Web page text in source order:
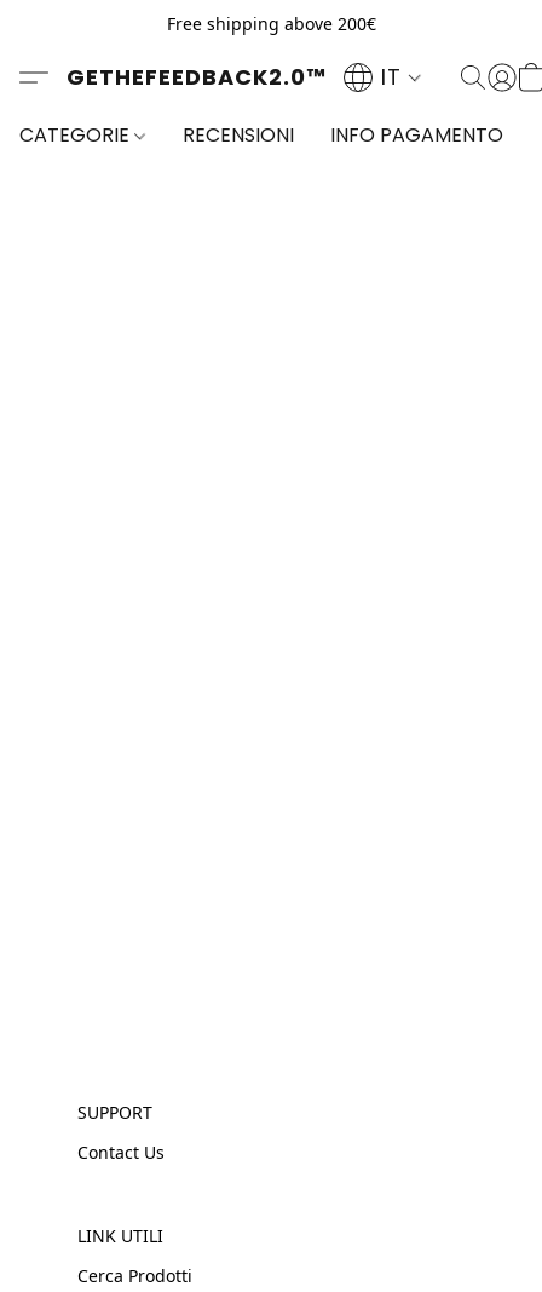
Free shipping above 200€
GETHEFEEDBACK2.0™ IT
CATEGORIE RECENSIONI INFO PAGAMENTO
SUPPORT
Contact Us
LINK UTILI
Cerca Prodotti